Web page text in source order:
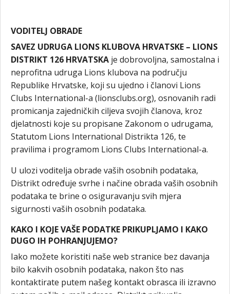
VODITELJ OBRADE
SAVEZ UDRUGA LIONS KLUBOVA HRVATSKE – LIONS
DISTRIKT 126 HRVATSKA je dobrovoljna, samostalna i
neprofitna udruga Lions klubova na području
Republike Hrvatske, koji su ujedno i članovi Lions
Clubs International-a (lionsclubs.org), osnovanih radi
promicanja zajedničkih ciljeva svojih članova, kroz
djelatnosti koje su propisane Zakonom o udrugama,
Statutom Lions International Distrikta 126, te
pravilima i programom Lions Clubs International-a.
U ulozi voditelja obrade vaših osobnih podataka,
Distrikt određuje svrhe i načine obrada vaših osobnih
podataka te brine o osiguravanju svih mjera
sigurnosti vaših osobnih podataka.
KAKO I KOJE VAŠE PODATKE PRIKUPLJAMO I KAKO
DUGO IH POHRANJUJEMO?
Iako možete koristiti naše web stranice bez davanja
bilo kakvih osobnih podataka, nakon što nas
kontaktirate putem našeg kontakt obrasca ili izravno